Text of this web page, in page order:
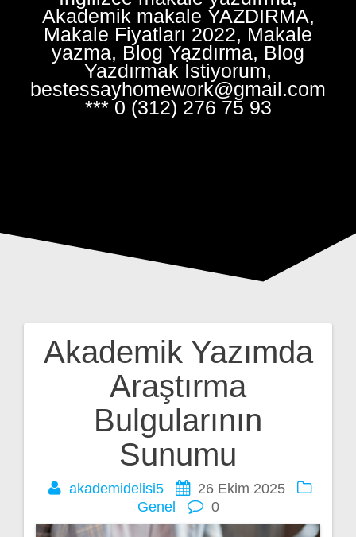
Akademik makale YAZDIRMA,
Makale Fiyatları 2022, Makale
yazma, Blog Yazdırma, Blog
Yazdırmak İstiyorum,
bestessayhomework@gmail.com
*** 0 (312) 276 75 93
Akademik Yazımda
Araştırma
Bulgularının
Sunumu
akademidelisi5
26 Ekim 2025
Genel
0
Yazı
gezinmesi